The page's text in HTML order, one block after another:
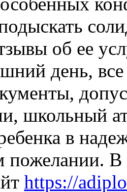
об ее
день, все
школьный
в
пожелании.
https://